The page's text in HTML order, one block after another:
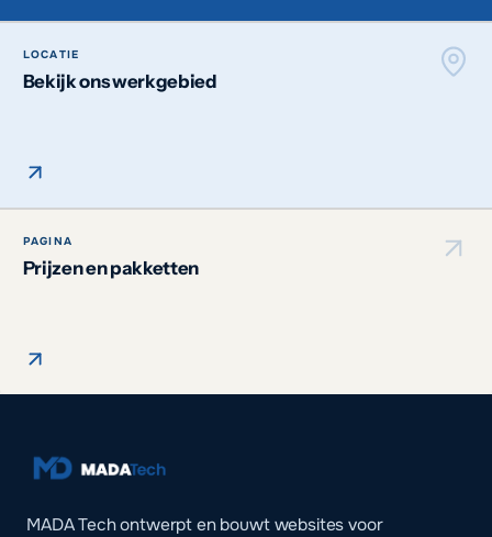
LOCATIE
Bekijk ons werkgebied
PAGINA
Prijzen en pakketten
MADA Tech ontwerpt en bouwt websites voor